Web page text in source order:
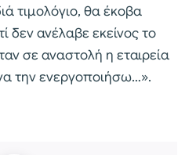
τιμολόγιο, θα έκοβα
δεν ανέλαβε εκείνος το
σε αναστολή η εταιρεία
την ενεργοποιήσω…».